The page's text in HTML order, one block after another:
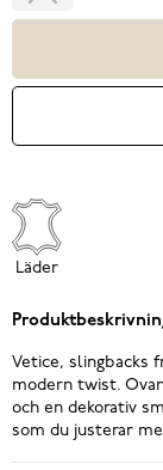
Läder
Vetice, slingbacks
modern twist.
och en dekorativ
som du justerar